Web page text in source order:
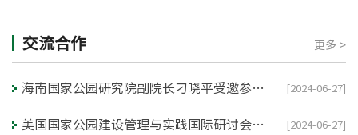
交流合作 更多 >
[2024-06-27]
海南国家公园研究院副院长刁晓平受邀参加Tech4Nature“科技守护自然” 2024 全球主题峰会
[2024-06-27]
美国国家公园建设管理与实践国际研讨会在海南大学举行